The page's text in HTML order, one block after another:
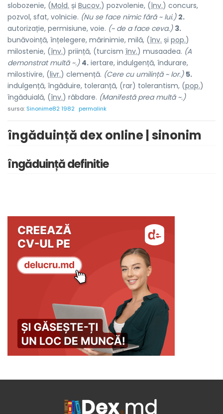
slobozenie, (Mold. și Bucov.) pozvolenie, (înv.) concurs,
pozvol, sfat, volnicie. (Nu se face nimic fără ~ lui.) 2.
autorizație, permisiune, voie. (~ de a face ceva.) 3.
bunăvoință, înțelegere, mărinimie, milă, (înv. și pop.)
milostenie, (înv.) priință, (turcism înv.) musaadea. (A
demonstrat multă ~.) 4. iertare, indulgență, îndurare,
milostivire, (livr.) clemență. (Cere cu umilință ~ lor.) 5.
indulgență, îngăduire, toleranță, (rar) tolerantism, (pop.)
îngăduială, (înv.) răbdare. (Manifestă prea multă ~.)
sursa: Sinonime82 1982 permalink
îngăduință dex online | sinonim
îngăduință definitie